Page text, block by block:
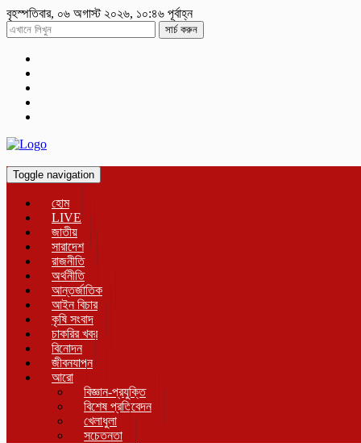
বৃহস্পতিবার, ০৬ অগাস্ট ২০২৬, ১০:৪৬ পূর্বাহ্ন
সার্চ করুন
Toggle navigation
হোম
LIVE
জাতীয়
সারাদেশ
রাজনীতি
অর্থনীতি
আন্তর্জাতিক
আইন বিচার
কৃষি সংবাদ
চাকরির খবর
বিনোদন
জীবনযাপন
আরো
বিজ্ঞান-প্রযুক্তি
বিশেষ প্রতিবেদন
খেলাধুলা
সচেতনতা